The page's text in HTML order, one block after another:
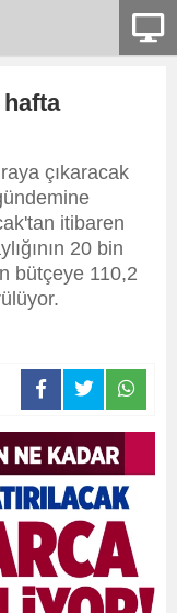
hafta
çıkaracak
itibaren
20 bin
bütçeye 110,2